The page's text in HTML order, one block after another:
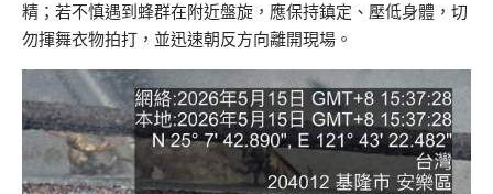
精；若不慎遇到蜂群在附近盤旋，應保持鎮定、壓低身體，切
勿揮舞衣物拍打，並迅速朝反方向離開現場。